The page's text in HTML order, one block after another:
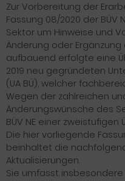
Zur Vorbereitung der
Fassung 08/2020 der BÜV
Sektor um Hinweise und
Änderung oder Ergänzung
aufbauend erfolgte eine
2019 neu gegründeten
(UA BÜ), welcher
Wegen der zahlreichen
Änderungswünsche des
BÜV NE einer
Die hier vorliegende
beinhaltet die
Aktualisierungen.
Sie umfasst